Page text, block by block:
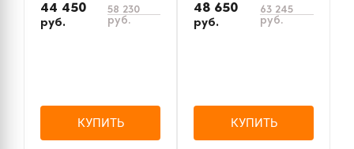
44 450
руб.
58 230
руб.
КУПИТЬ
48 650
руб.
63 245
руб.
КУПИТЬ